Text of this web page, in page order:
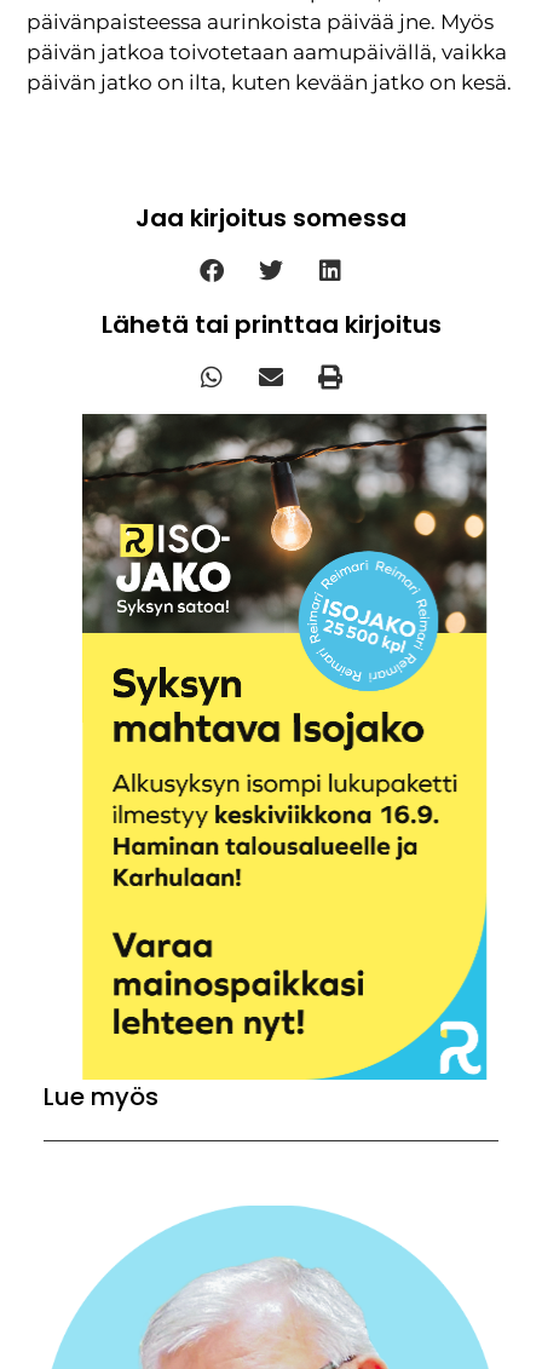
päivänpaisteessa aurinkoista päivää jne. Myös
päivän jatkoa toivotetaan aamupäivällä, vaikka
päivän jatko on ilta, kuten kevään jatko on kesä.
Jaa kirjoitus somessa
Lähetä tai printtaa kirjoitus
Lue myös